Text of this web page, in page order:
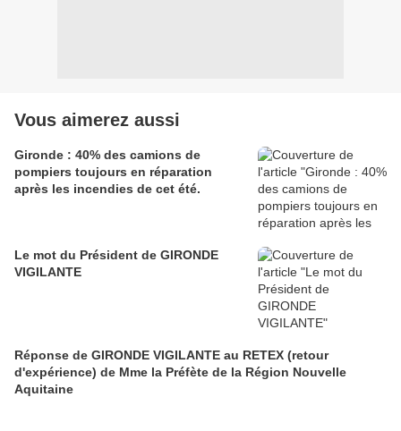
Vous aimerez aussi
Gironde : 40% des camions de
pompiers toujours en réparation
après les incendies de cet été.
Le mot du Président de GIRONDE
VIGILANTE
Réponse de GIRONDE VIGILANTE au RETEX (retour
d'expérience) de Mme la Préfète de la Région Nouvelle
Aquitaine